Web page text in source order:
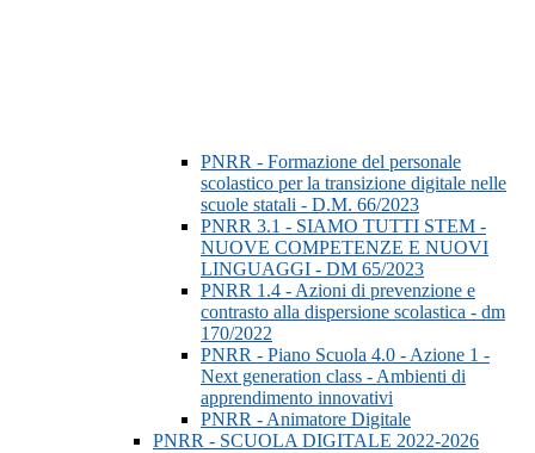
PNRR - Formazione del personale
scolastico per la transizione digitale nelle
scuole statali - D.M. 66/2023
PNRR 3.1 - SIAMO TUTTI STEM -
NUOVE COMPETENZE E NUOVI
LINGUAGGI - DM 65/2023
PNRR 1.4 - Azioni di prevenzione e
contrasto alla dispersione scolastica - dm
170/2022
PNRR - Piano Scuola 4.0 - Azione 1 -
Next generation class - Ambienti di
apprendimento innovativi
PNRR - Animatore Digitale
PNRR - SCUOLA DIGITALE 2022-2026